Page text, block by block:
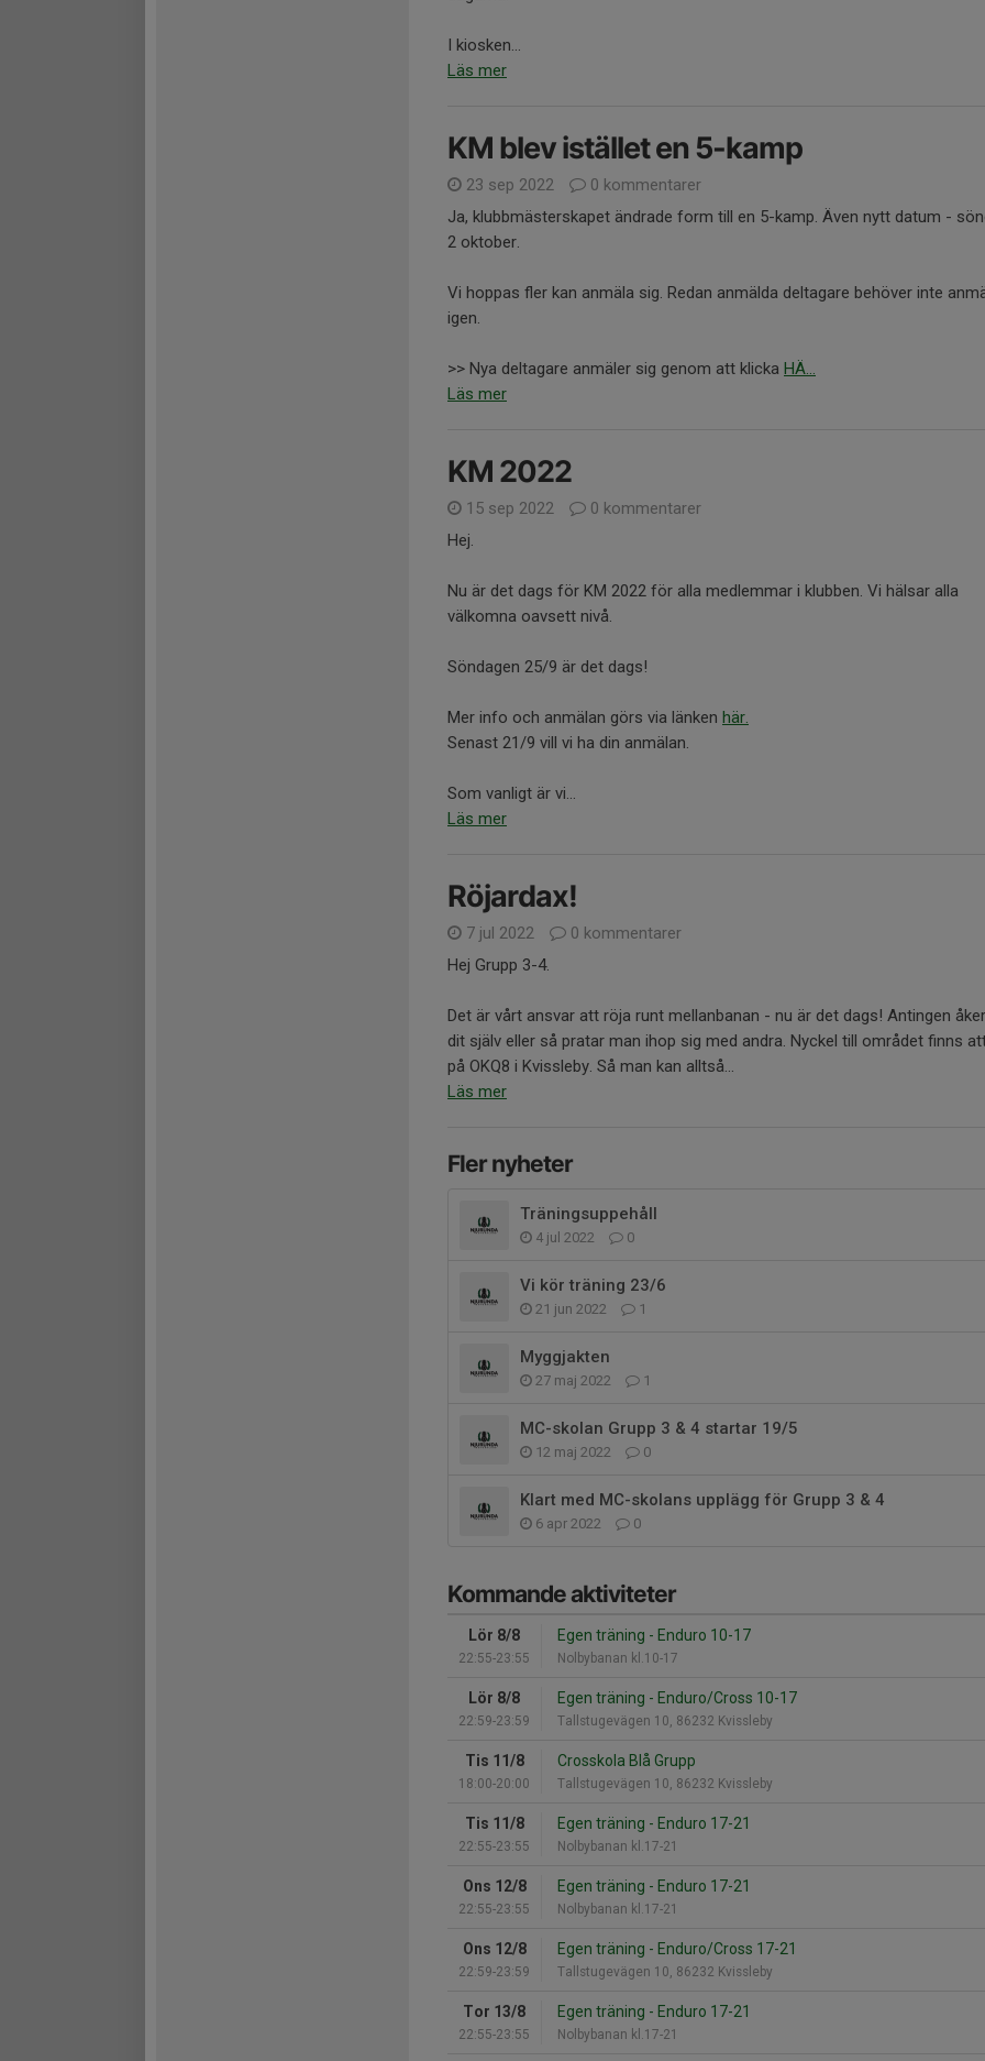
I kiosken...
Läs mer
KM blev istället en 5-kamp
23 sep 2022
0 kommentarer
Ja, klubbmästerskapet ändrade form till en 5-kamp. Även nytt datum -
2 oktober.
Vi hoppas fler kan anmäla sig. Redan anmälda deltagare behöver inte
igen.
>> Nya deltagare anmäler sig genom att klicka HÄ...
Läs mer
KM 2022
15 sep 2022
0 kommentarer
Hej.
Nu är det dags för KM 2022 för alla medlemmar i klubben. Vi hälsar alla
välkomna oavsett nivå.
Söndagen 25/9 är det dags!
Mer info och anmälan görs via länken här.
Senast 21/9 vill vi ha din anmälan.
Som vanligt är vi...
Läs mer
Röjardax!
7 jul 2022
0 kommentarer
Hej Grupp 3-4.
Det är vårt ansvar att röja runt mellanbanan - nu är det dags! Antingen
dit själv eller så pratar man ihop sig med andra. Nyckel till området finns
på OKQ8 i Kvissleby. Så man kan alltså...
Läs mer
Fler nyheter
Träningsuppehåll
4 jul 2022 0
Vi kör träning 23/6
21 jun 2022 1
Myggjakten
27 maj 2022 1
MC-skolan Grupp 3 & 4 startar 19/5
12 maj 2022 0
Klart med MC-skolans upplägg för Grupp 3 & 4
6 apr 2022 0
Kommande aktiviteter
Lör 8/8
22:55-23:55
Egen träning - Enduro 10-17
Nolbybanan kl.10-17
Lör 8/8
22:59-23:59
Egen träning - Enduro/Cross 10-17
Tallstugevägen 10, 86232 Kvissleby
Tis 11/8
18:00-20:00
Crosskola Blå Grupp
Tallstugevägen 10, 86232 Kvissleby
Tis 11/8
22:55-23:55
Egen träning - Enduro 17-21
Nolbybanan kl.17-21
Ons 12/8
22:55-23:55
Egen träning - Enduro 17-21
Nolbybanan kl.17-21
Ons 12/8
22:59-23:59
Egen träning - Enduro/Cross 17-21
Tallstugevägen 10, 86232 Kvissleby
Tor 13/8
22:55-23:55
Egen träning - Enduro 17-21
Nolbybanan kl.17-21